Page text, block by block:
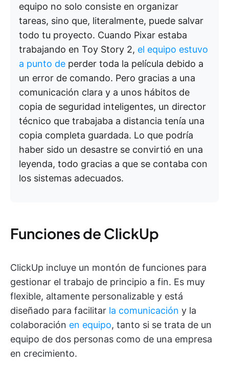
equipo no solo consiste en organizar
tareas, sino que, literalmente, puede salvar
todo tu proyecto. Cuando Pixar estaba
trabajando en Toy Story 2, el equipo estuvo
a punto de perder toda la película debido a
un error de comando. Pero gracias a una
comunicación clara y a unos hábitos de
copia de seguridad inteligentes, un director
técnico que trabajaba a distancia tenía una
copia completa guardada. Lo que podría
haber sido un desastre se convirtió en una
leyenda, todo gracias a que se contaba con
los sistemas adecuados.
Funciones de ClickUp
ClickUp incluye un montón de funciones para
gestionar el trabajo de principio a fin. Es muy
flexible, altamente personalizable y está
diseñado para facilitar la comunicación y la
colaboración en equipo, tanto si se trata de un
equipo de dos personas como de una empresa
en crecimiento.